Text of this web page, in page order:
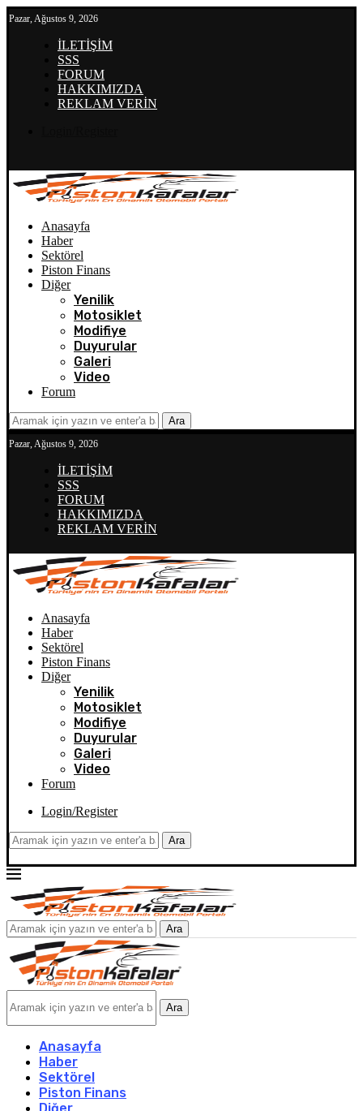
Pazar, Ağustos 9, 2026
İLETİŞİM
SSS
FORUM
HAKKIMIZDA
REKLAM VERİN
Anasayfa
Haber
Sektörel
Piston Finans
Diğer
Yenilik
Motosiklet
Modifiye
Duyurular
Galeri
Video
Forum
Ara
Pazar, Ağustos 9, 2026
İLETİŞİM
SSS
FORUM
HAKKIMIZDA
REKLAM VERİN
Anasayfa
Haber
Sektörel
Piston Finans
Diğer
Yenilik
Motosiklet
Modifiye
Duyurular
Galeri
Video
Forum
Login/Register
Ara
Ara
Ara
Anasayfa
Haber
Sektörel
Piston Finans